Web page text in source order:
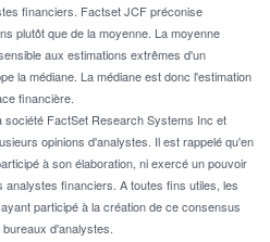
financiers. Factset JCF préconise
plutôt que de la moyenne. La moyenne
aux estimations extrêmes d'un
la médiane. La médiane est donc l'estimation
financière.
FactSet Research Systems Inc et
opinions d'analystes. Il est rappelé qu'en
à son élaboration, ni exercé un pouvoir
analystes financiers. A toutes fins utiles, les
participé à la création de ce consensus
d'analystes.